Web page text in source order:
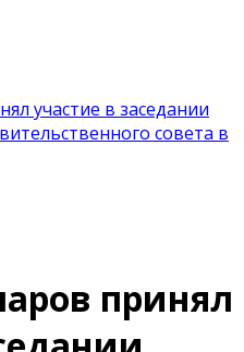
участие в заседании
совета в
принял